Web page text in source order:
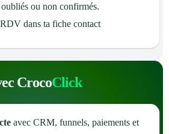
ou non confirmés.
dans ta fiche contact
CrocoClick
avec CRM, funnels, paiements et